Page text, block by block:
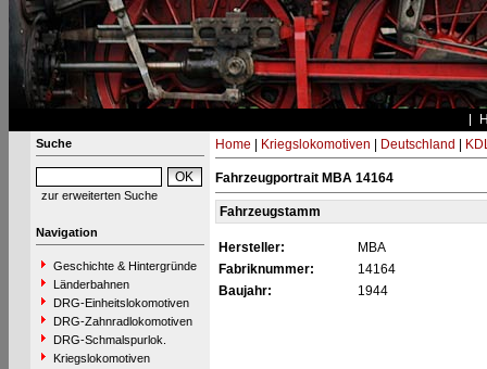
Suche
zur erweiterten Suche
Navigation
Geschichte & Hintergründe
Länderbahnen
DRG-Einheitslokomotiven
DRG-Zahnradlokomotiven
DRG-Schmalspurlok.
Kriegslokomotiven
Home Kriegslokomotiven Deutschland
Fahrzeugportrait MBA 14164
Fahrzeugstamm
Hersteller:
MBA
Fabriknummer:
14164
Baujahr:
1944